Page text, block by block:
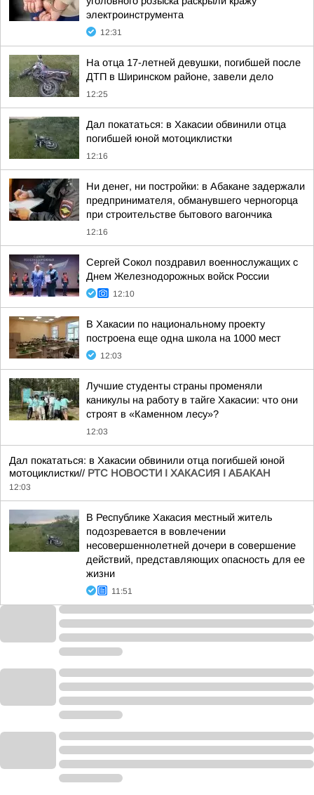
электроинструмента
12:31
На отца 17-летней девушки, погибшей после
ДТП в Ширинском районе, завели дело
12:25
Дал покататься: в Хакасии обвинили отца
погибшей юной мотоциклистки
12:16
Ни денег, ни постройки: в Абакане задержали
предпринимателя, обманувшего черногорца
при строительстве бытового вагончика
12:16
Сергей Сокол поздравил военнослужащих с
Днем Железнодорожных войск России
12:10
В Хакасии по национальному проекту
построена еще одна школа на 1000 мест
12:03
Лучшие студенты страны променяли
каникулы на работу в тайге Хакасии: что они
строят в «Каменном лесу»?
12:03
Дал покататься: в Хакасии обвинили отца погибшей юной
мотоциклистки// РТС НОВОСТИ I ХАКАСИЯ I АБАКАН
12:03
В Республике Хакасия местный житель
подозревается в вовлечении
несовершеннолетней дочери в совершение
действий, представляющих опасность для ее
жизни
11:51